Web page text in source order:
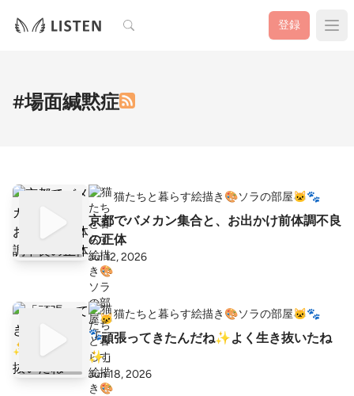
検索 登録
#場面緘黙症
猫たちと暮らす絵描き🎨ソラの部屋🐱🐾
京都でバメカン集合と、お出かけ前体調不良
の正体
Jul 12, 2026
猫たちと暮らす絵描き🎨ソラの部屋🐱🐾
「頑張ってきたんだね✨よく生き抜いたね
✨」
Jun 18, 2026